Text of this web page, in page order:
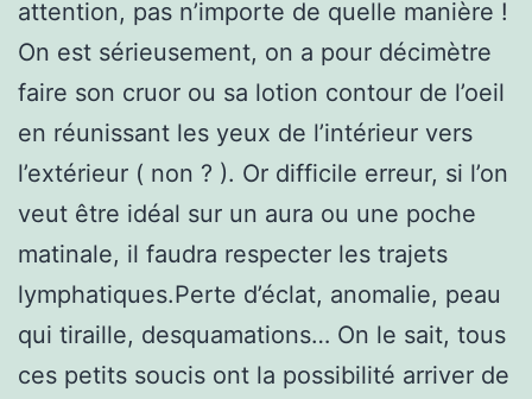
attention, pas n’importe de quelle manière !
On est sérieusement, on a pour décimètre
faire son cruor ou sa lotion contour de l’oeil
en réunissant les yeux de l’intérieur vers
l’extérieur ( non ? ). Or difficile erreur, si l’on
veut être idéal sur un aura ou une poche
matinale, il faudra respecter les trajets
lymphatiques.Perte d’éclat, anomalie, peau
qui tiraille, desquamations… On le sait, tous
ces petits soucis ont la possibilité arriver de